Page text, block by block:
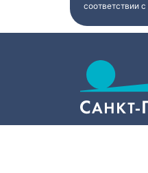
соответствии с